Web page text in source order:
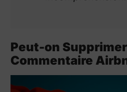
Peut-on
Commentaire